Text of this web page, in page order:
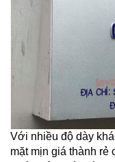
Với nhiều độ dày
mặt mịn giá thành